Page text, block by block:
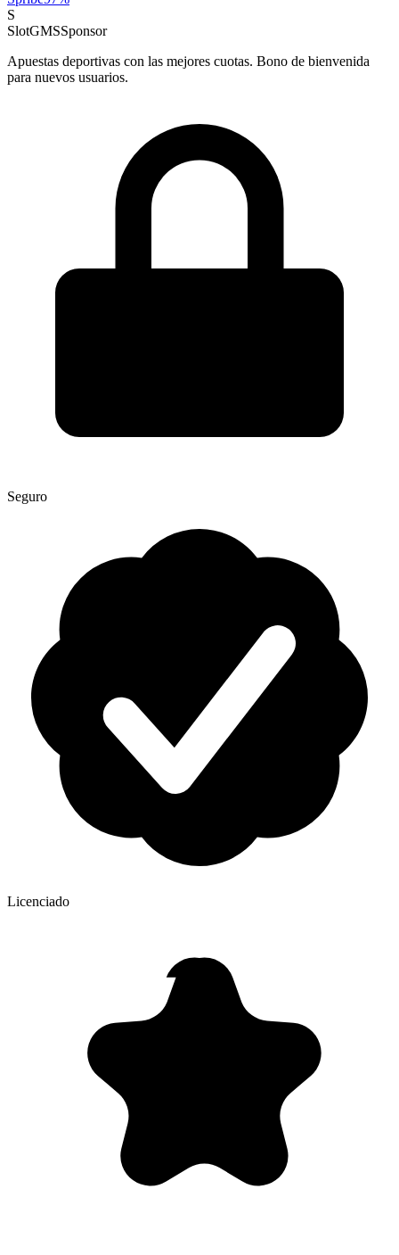
S
SlotGMSSponsor
Apuestas deportivas con las mejores cuotas. Bono de bienvenida
para nuevos usuarios.
Seguro
Licenciado